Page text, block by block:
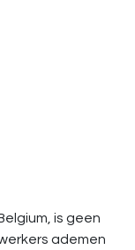
is geen
ademen